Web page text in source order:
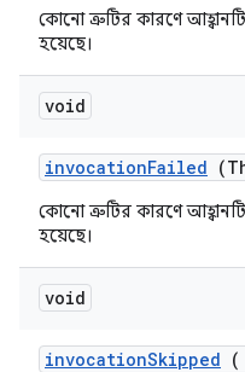
কোনো ত্রুটির কারণে
হয়েছে।
void
invocationFailed
কোনো ত্রুটির কারণে
হয়েছে।
void
invocationSkipped (